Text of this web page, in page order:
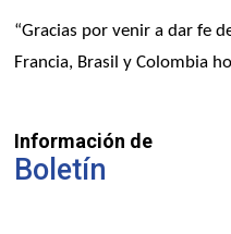
“Gracias por venir a dar fe
Francia, Brasil y Colombia
Información de
Boletín